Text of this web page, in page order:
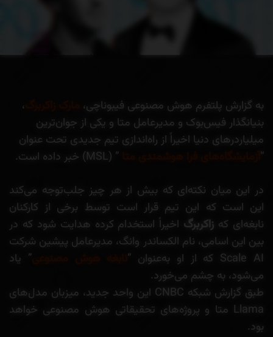
به گزارش پلتفرم هوش مصنوعی فیبوناچی،
،
بنیانگذار فیس‌بوک و مدیرعامل متا و یکی از جوان‌ترین
میلیاردرهای دنیا اخیراً از راه‌اندازی تیم جدیدی تحت عنوان
“
” (MSL) خبر داده است.
در این میان نکته‌ای که بیش از هر چیز جلب‌توجه می‌کند
این است که این تیم قرار است توسط برخی از کارکنان
نابغه‌ای که زاکربرگ اخیراً استخدام کرده هدایت شود که در
بین این اسامی، نام الکساندر وانگ، مدیرعامل پیشین شرکت
Scale AI که از او به‌عنوان “
نابغه هوش مصنوعی” یاد
می‌شود، به چشم می‌خورد.
طبق گزارش شبکه CNBC این واحد جدید، میزبان مدل‌های
Llama متا و پروژه‌های تحقیقاتی هوش مصنوعی خواهد
بود.